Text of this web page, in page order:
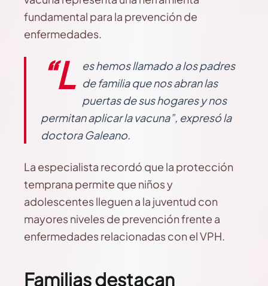
fundamental para la prevención de
enfermedades.
“L
es hemos llamado a los padres
de familia que nos abran las
puertas de sus hogares y nos
permitan aplicar la vacuna”, expresó la
doctora Galeano.
La especialista recordó que la protección
temprana permite que niños y
adolescentes lleguen a la juventud con
mayores niveles de prevención frente a
enfermedades relacionadas con el VPH.
Familias destacan